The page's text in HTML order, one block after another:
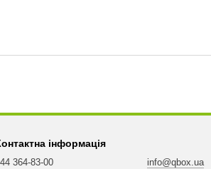
інформація
364-83-00 info@qbox.ua